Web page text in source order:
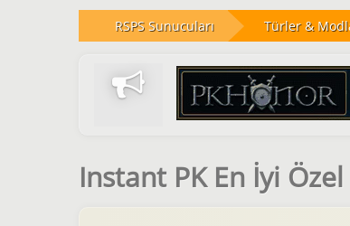
RSPS Sunucuları Türler &
Instant PK En İyi Özel